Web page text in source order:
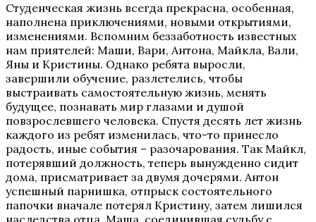
Студенческая жизнь всегда прекрасна, особенная,
наполнена приключениями, новыми открытиями,
изменениями. Вспомним беззаботность известных
нам приятелей: Маши, Вари, Антона, Майкла, Вали,
Яны и Кристины. Однако ребята выросли,
завершили обучение, разлетелись, чтобы
выстраивать самостоятельную жизнь, менять
будущее, познавать мир глазами и душой
повзрослевшего человека. Спустя десять лет жизнь
каждого из ребят изменилась, что-то принесло
радость, иные события – разочарования. Так Майкл,
потерявший должность, теперь вынужденно сидит
дома, присматривает за двумя дочерями. Антон
успешный парнишка, отпрыск состоятельного
папочки вначале потерял Кристину, затем лишился
наследства отца. Маша, соединившая судьбу с